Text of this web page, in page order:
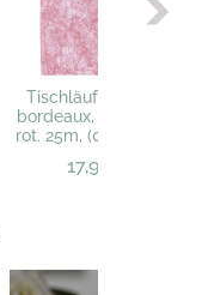
Tischläufer "Vlies",
bordeaux, Tischdeko
rot. 25m, (0.72 € / m)
17,95 €